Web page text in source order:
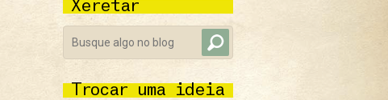
Xeretar
Trocar uma ideia